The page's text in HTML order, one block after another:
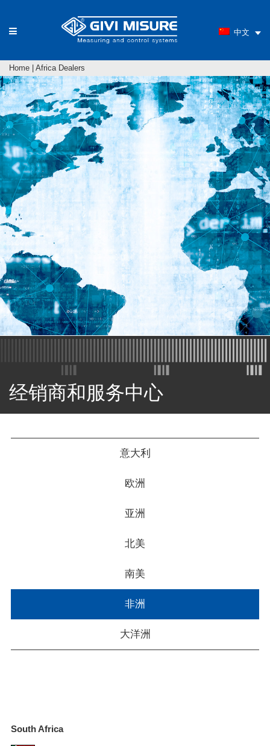
中文
Home Africa Dealers
经销商和服务中心
意大利
欧洲
亚洲
北美
南美
非洲
大洋洲
South Africa